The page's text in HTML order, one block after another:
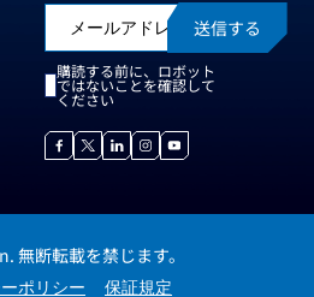
購読する前に、ロボット
ではないことを確認して
ください
送信する
無断転載を禁じます。
ポリシー 保証規定